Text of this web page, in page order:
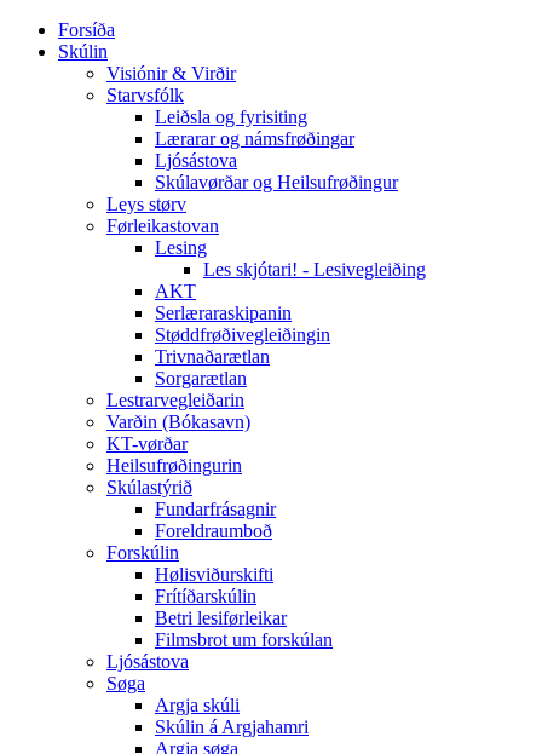
Forsíða
Skúlin
Visiónir & Virðir
Starvsfólk
Leiðsla og fyrisiting
Lærarar og námsfrøðingar
Ljósástova
Skúlavørðar og Heilsufrøðingur
Leys størv
Førleikastovan
Lesing
Les skjótari! - Lesivegleiðing
AKT
Serlæraraskipanin
Støddfrøðivegleiðingin
Trivnaðarætlan
Sorgarætlan
Lestrarvegleiðarin
Varðin (Bókasavn)
KT-vørðar
Heilsufrøðingurin
Skúlastýrið
Fundarfrásagnir
Foreldraumboð
Forskúlin
Hølisviðurskifti
Frítíðarskúlin
Betri lesiførleikar
Filmsbrot um forskúlan
Ljósástova
Søga
Argja skúli
Skúlin á Argjahamri
Argja søga